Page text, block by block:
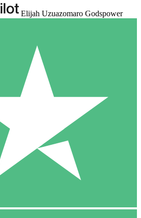
Elijah Uzuazomaro Godspower